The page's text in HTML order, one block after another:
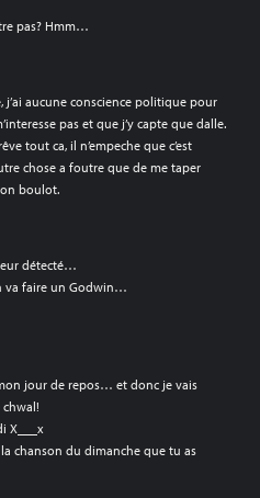
pas? Hmm…
aucune conscience politique pour
pas et que j’y capte que dalle.
tout ca, il n’empeche que c’est
chose a foutre que de me taper
boulot.
détecté…
va faire un Godwin…
jour de repos… et donc je vais
X___x
la chanson du dimanche que tu as